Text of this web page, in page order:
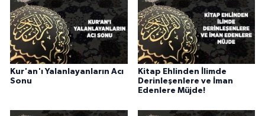
Kur'an'ı Yalanlayanların Acı
Sonu
Kitap Ehlinden İlimde
Derinleşenlere ve İman
Edenlere Müjde!
İstanbul Müftülüğü
İzmir Müftülüğü
Kahramanmaraş Müftülüğü